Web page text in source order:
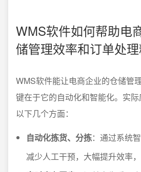
WMS软件如何帮助电
储管理效率和订单处理
WMS软件能让电商企业的仓储管
键在于它的自动化和智能化。实
以下几个方面：
自动化拣货、分拣：通过系统
减少人工干预，大幅提升效率，